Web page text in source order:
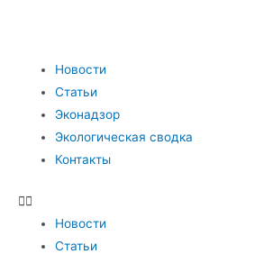
Новости
Статьи
Эконадзор
Экологическая сводка
Контакты
Новости
Статьи